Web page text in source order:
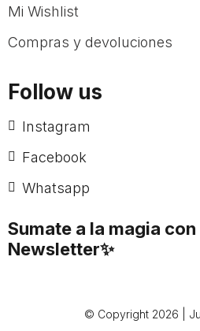
Mi Wishlist
Compras y devoluciones
Follow us
Instagram
Facebook
Whatsapp
Sumate a la magia
Newsletter✨
© Copyright 2026 |